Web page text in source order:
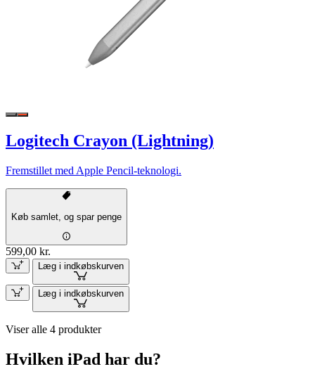
Logitech Crayon (Lightning)
Fremstillet med Apple Pencil-teknologi.
Køb samlet, og spar penge
599,00 kr.
Læg i indkøbskurven
Læg i indkøbskurven
Viser alle 4 produkter
Hvilken iPad har du?